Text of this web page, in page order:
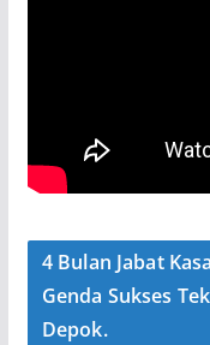
4 Bulan Jabat
Genda Sukses
Depok.